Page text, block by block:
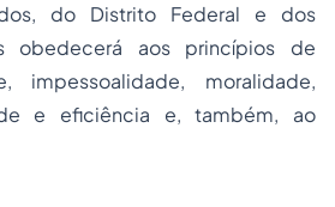
do Distrito Federal e dos
obedecerá aos princípios de
impessoalidade, moralidade,
e eficiência e, também, ao